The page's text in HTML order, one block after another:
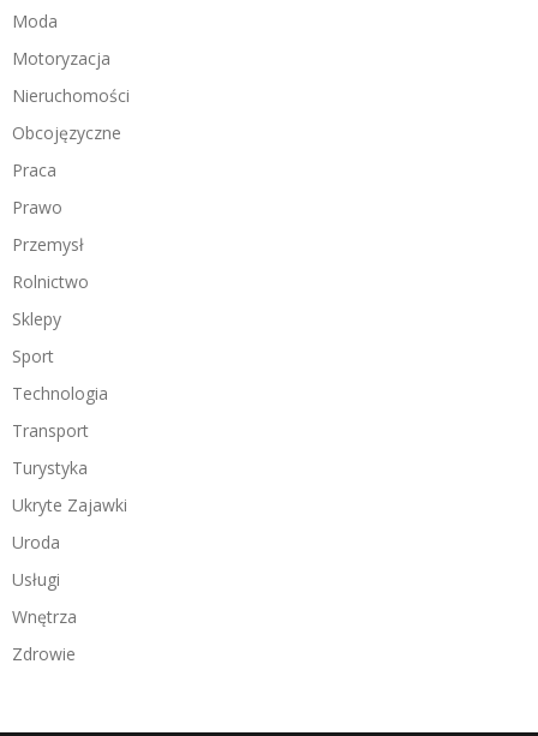
Moda
Motoryzacja
Nieruchomości
Obcojęzyczne
Praca
Prawo
Przemysł
Rolnictwo
Sklepy
Sport
Technologia
Transport
Turystyka
Ukryte Zajawki
Uroda
Usługi
Wnętrza
Zdrowie